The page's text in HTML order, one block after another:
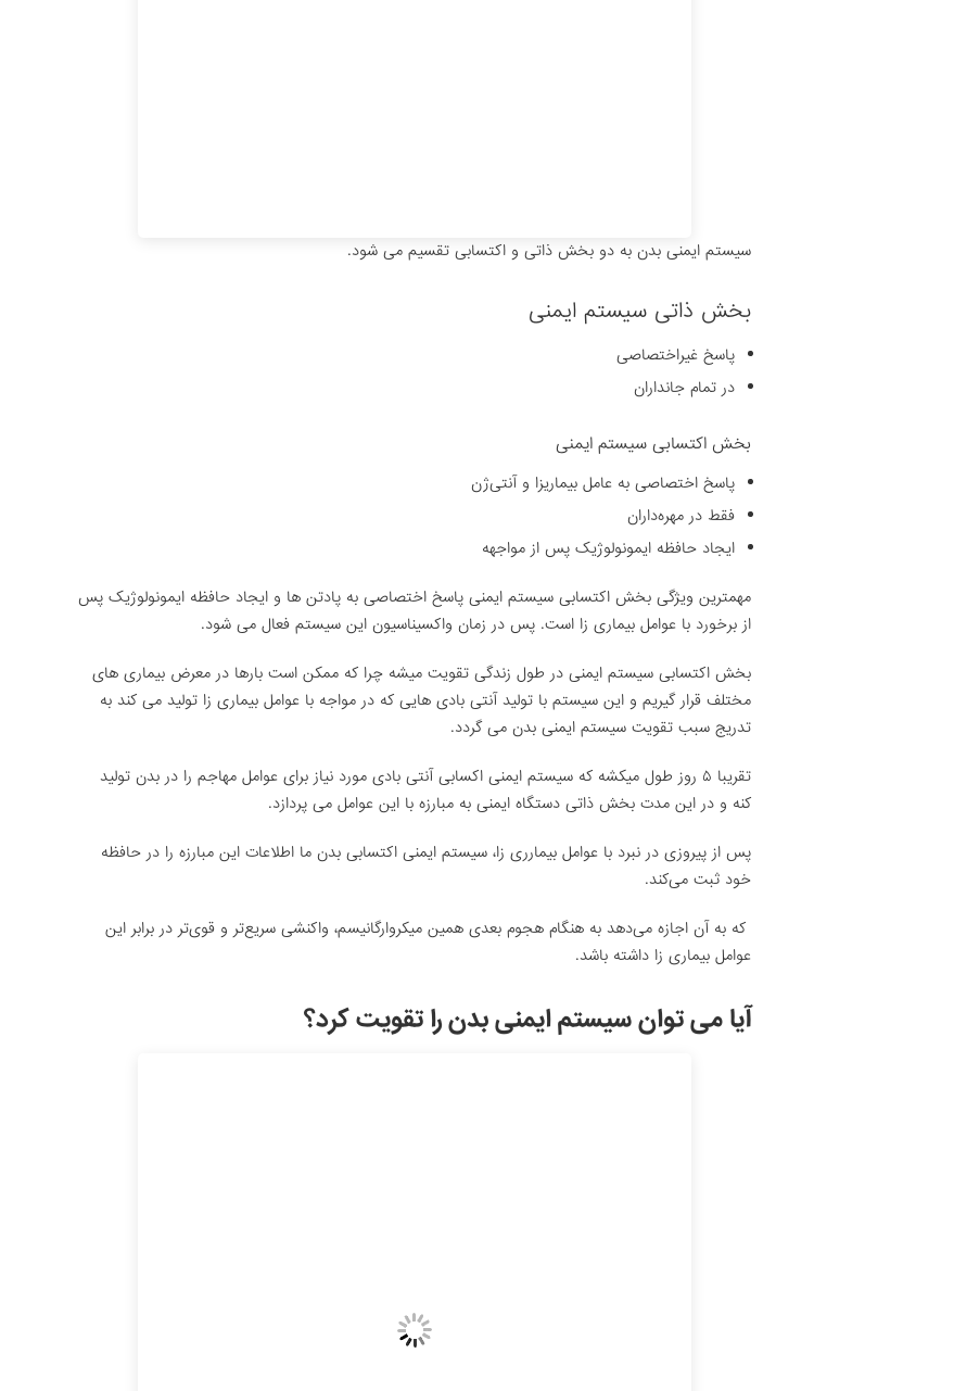
سیستم ایمنی بدن به دو بخش ذاتی و اکتسابی تقسیم می شود.
بخش ذاتی سیستم ایمنی
پاسخ غیراختصاصی
در تمام جانداران
بخش اکتسابی سیستم ایمنی
پاسخ اختصاصی به عامل بیماریزا و آنتی‌ژن
فقط در مهره‌داران
ایجاد حافظه ایمونولوژیک پس از مواجهه
مهمترین ویژگی بخش اکتسابی سیستم ایمنی پاسخ اختصاصی به پادتن ها و ایجاد حافظه ایمونولوژیک پس
از برخورد با عوامل بیماری زا است. پس در زمان واکسیناسیون این سیستم فعال می شود.
بخش اکتسابی سیستم ایمنی در طول زندگی تقویت میشه چرا که ممکن است بارها در معرض بیماری های
مختلف قرار گیریم و این سیستم با تولید آنتی بادی هایی که در مواجه با عوامل بیماری زا تولید می کند به
تدریج سبب تقویت سیستم ایمنی بدن می گردد.
تقریبا ۵ روز طول میکشه که سیستم ایمنی اکسابی آنتی بادی مورد نیاز برای عوامل مهاجم را در بدن تولید
کنه و در این مدت بخش ذاتی دستگاه ایمنی به مبارزه با این عوامل می پردازد.
پس از پیروزی در نبرد با عوامل بیمارری زا، سیستم ایمنی اکتسابی بدن ما اطلاعات این مبارزه را در حافظه
خود ثبت می‌کند.
که به آن اجازه می‌دهد به هنگام هجوم بعدی همین میکروارگانیسم، واکنشی سریع‌تر و قوی‌تر در برابر این
عوامل بیماری زا داشته باشد.
آیا می توان سیستم ایمنی بدن را تقویت کرد؟